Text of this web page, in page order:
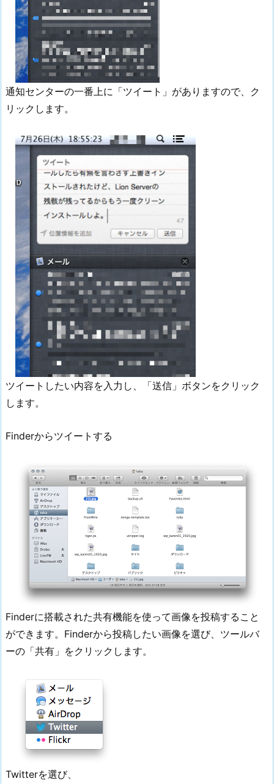
通知センターの一番上に「ツイート」がありますので、ク
リックします。
ツイートしたい内容を入力し、「送信」ボタンをクリック
します。
Finderからツイートする
Finderに搭載された共有機能を使って画像を投稿すること
ができます。Finderから投稿したい画像を選び、ツールバ
ーの「共有」をクリックします。
Twitterを選び、